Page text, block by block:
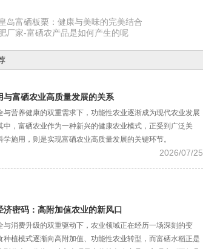
岛富硒板栗：健康与美味的完美结合
厂家-富硒农产品是如何产生的呢
与富硒农业高质量发展的关系
与营养健康的双重需求下，功能性农业逐渐成为现代农业发展
中，富硒农业作为一种新兴的健康农业模式，正受到广泛关
学施用，则是实现富硒农业高质量发展的关键环节。
2026/07/25
济密码：高附加值农业的新风口
与消费升级的双重驱动下，农业领域正在经历一场深刻的变
种植模式逐渐向高附加值、功能性农业转型，而富硒水稻正是